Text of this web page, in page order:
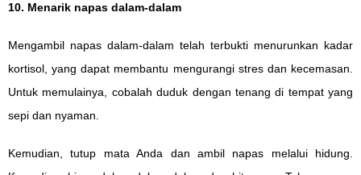
10. Menarik napas dalam-dalam
Mengambil napas dalam-dalam telah terbukti menurunkan kadar
kortisol, yang dapat membantu mengurangi stres dan kecemasan.
Untuk memulainya, cobalah duduk dengan tenang di tempat yang
sepi dan nyaman.
Kemudian, tutup mata Anda dan ambil napas melalui hidung.